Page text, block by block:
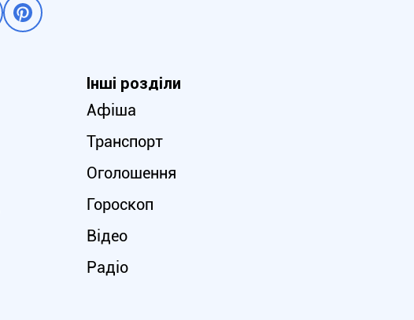
Інші розділи
Афіша
Транспорт
Оголошення
Гороскоп
Відео
Радіо